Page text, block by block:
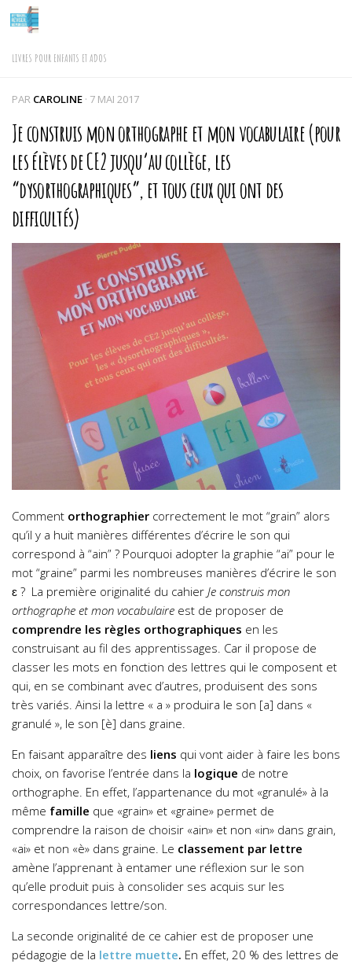
Skip to content
LIVRES POUR ENFANTS ET ADOS
PAR CAROLINE · 7 MAI 2017
Je construis mon orthographe et mon vocabulaire (pour
les élèves de CE2 jusqu’au collège, les
“dysorthographiques”, et tous ceux qui ont des
difficultés)
Comment orthographier correctement le mot “grain” alors
qu’il y a huit manières différentes d’écrire le son qui
correspond à “ain” ? Pourquoi adopter la graphie “ai” pour le
mot “graine” parmi les nombreuses manières d’écrire le son
ɛ ? La première originalité du cahier Je construis mon
orthographe et mon vocabulaire est de proposer de
comprendre les règles orthographiques en les
construisant au fil des apprentissages. Car il propose de
classer les mots en fonction des lettres qui le composent et
qui, en se combinant avec d’autres, produisent des sons
très variés. Ainsi la lettre « a » produira le son [a] dans «
granulé », le son [è] dans graine.
En faisant apparaître des liens qui vont aider à faire les bons
choix, on favorise l’entrée dans la logique de notre
orthographe. En effet, l’appartenance du mot «granulé» à la
même famille que «grain» et «graine» permet de
comprendre la raison de choisir «ain» et non «in» dans grain,
«ai» et non «è» dans graine. Le classement par lettre
amène l’apprenant à entamer une réflexion sur le son
qu’elle produit puis à consolider ses acquis sur les
correspondances lettre/son.
La seconde originalité de ce cahier est de proposer une
pédagogie de la lettre muette. En effet, 20 % des lettres de